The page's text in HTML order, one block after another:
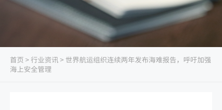
首页 > 行业资讯> 世界航运组织连续两年发布海难报告，呼吁加强
海上安全管理